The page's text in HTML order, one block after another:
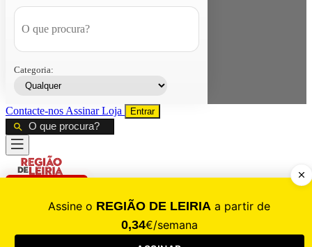
Categoria:
Contacte-nos AssinarLoja Entrar